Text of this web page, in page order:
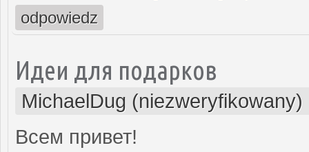
odpowiedz
Идеи для подарков
MichaelDug (niezweryfikowany)
Всем привет!